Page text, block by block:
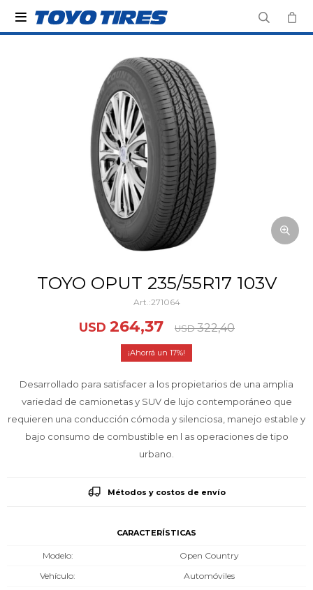

TOYO OPUT 235/55R17 103V
271064
USD 264,37 USD 322,40
17
Desarrollado para satisfacer a los propietarios de una amplia
variedad de camionetas y SUV de lujo contemporáneo que
requieren una conducción cómoda y silenciosa, manejo estable y
bajo consumo de combustible en l as operaciones de tipo
urbano.
Métodos y costos de envío
CARACTERÍSTICAS
Modelo
Open Country
Vehículo
Automóviles